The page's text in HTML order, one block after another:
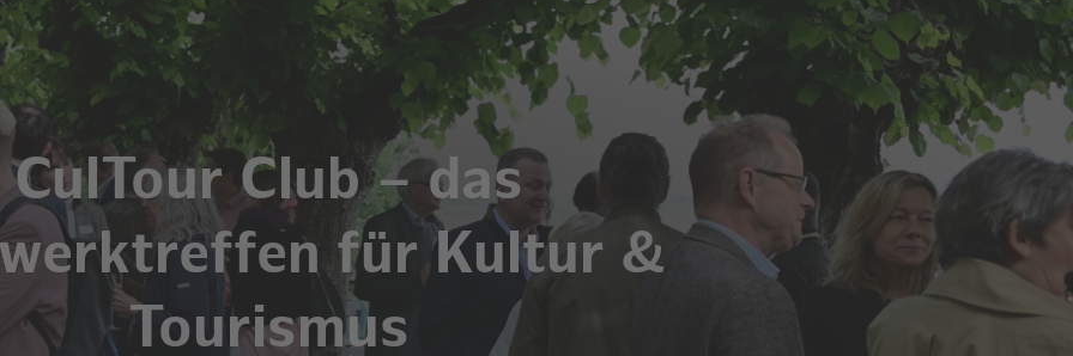
CulTour Club – das
für Kultur &
Tourismus